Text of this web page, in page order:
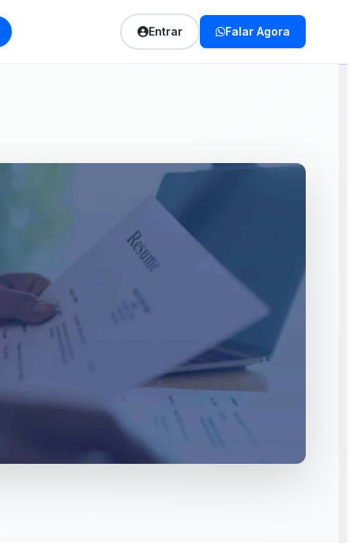
Entrar Falar Agora